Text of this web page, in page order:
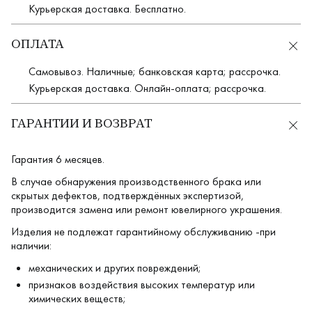
Курьерская доставка. Бесплатно.
ОПЛАТА
Самовывоз. Наличные; банковская карта; рассрочка.
Курьерская доставка. Онлайн-оплата; рассрочка.
ГАРАНТИИ И ВОЗВРАТ
Гарантия 6 месяцев.
В случае обнаружения производственного брака или
скрытых дефектов, подтверждённых экспертизой,
производится замена или ремонт ювелирного украшения.
Изделия не подлежат гарантийному обслуживанию -при
наличии:
механических и других повреждений;
признаков воздействия высоких температур или
химических веществ;